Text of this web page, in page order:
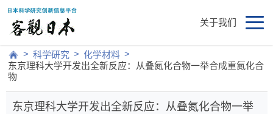
关于我们
> 科学研究 > 化学材料 >
东京理科大学开发出全新反应：从叠氮化合物一举合成重氮化合
物
东京理科大学开发出全新反应：从叠氮化合物一举